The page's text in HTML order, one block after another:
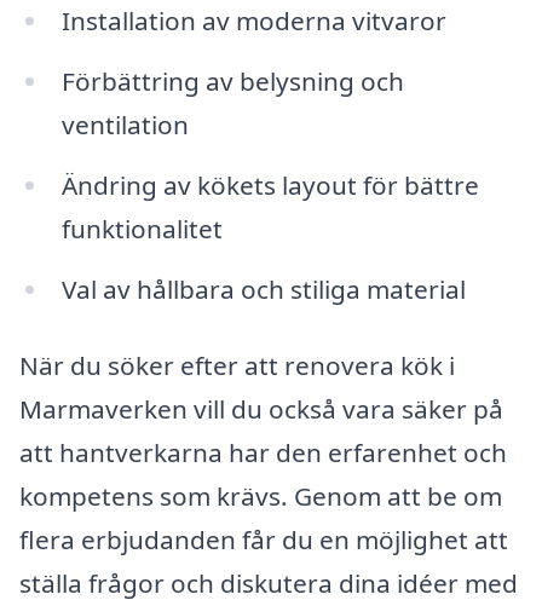
Installation av moderna vitvaror
Förbättring av belysning och
ventilation
Ändring av kökets layout för bättre
funktionalitet
Val av hållbara och stiliga material
När du söker efter att renovera kök i
Marmaverken vill du också vara säker på
att hantverkarna har den erfarenhet och
kompetens som krävs. Genom att be om
flera erbjudanden får du en möjlighet att
ställa frågor och diskutera dina idéer med